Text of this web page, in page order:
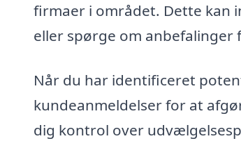
firmaer i området. Dette kan
eller spørge om anbefalinger
Når du har identificeret
kundeanmeldelser for at
dig kontrol over